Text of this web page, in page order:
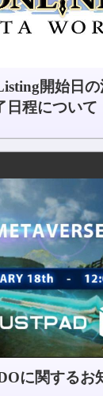
開始日
日程について
に関するお